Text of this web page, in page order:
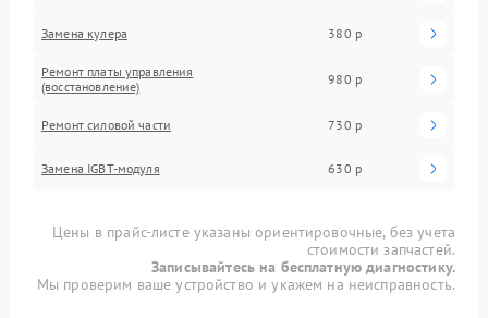
Замена кулера 380 р
Ремонт платы управления
(восстановление)
980 р
Ремонт силовой части 730 р
Замена IGBT-модуля 630 р
Цены в прайс-листе указаны ориентировочные, без учета
стоимости запчастей.
Записывайтесь на бесплатную диагностику.
Мы проверим ваше устройство и укажем на неисправность.